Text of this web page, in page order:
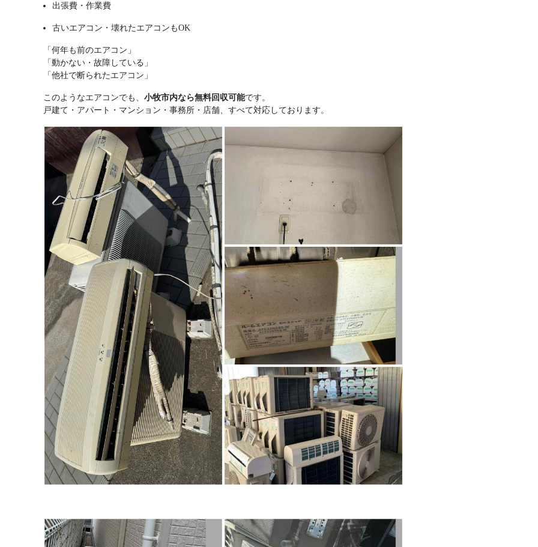
出張費・作業費
古いエアコン・壊れたエアコンもOK
「何年も前のエアコン」
「動かない・故障している」
「他社で断られたエアコン」
このようなエアコンでも、 小牧市内なら無料回収可能です。
戸建て・アパート・マンション・事務所・店舗、すべて対応しております。